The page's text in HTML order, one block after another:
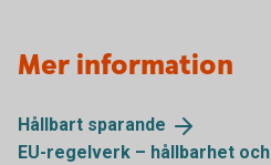
Mer information
Hållbart sparande
EU-regelverk – hållbarhet och